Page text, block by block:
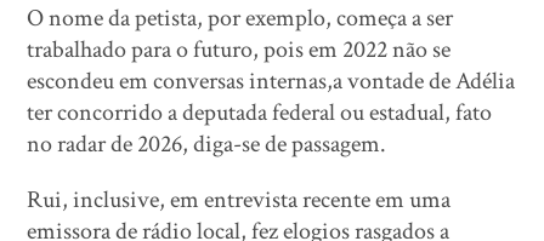
O nome da petista, por exemplo, começa a ser
trabalhado para o futuro, pois em 2022 não se
escondeu em conversas internas,a vontade de Adélia
ter concorrido a deputada federal ou estadual, fato
no radar de 2026, diga-se de passagem.
Rui, inclusive, em entrevista recente em uma
emissora de rádio local, fez elogios rasgados a